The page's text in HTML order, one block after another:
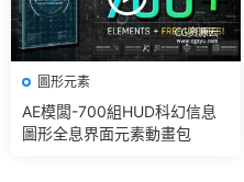
圖形元素
AE模闆-700組HUD科幻信息
圖形全息界面元素動畫包